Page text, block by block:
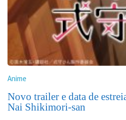
Anime
Novo trailer e data de
Nai Shikimori-san